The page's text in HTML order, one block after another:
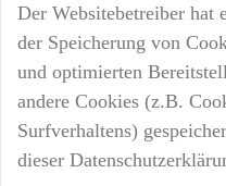
Der Websitebetreiber hat
der Speicherung von
und optimierten
andere Cookies (z.B.
Surfverhaltens)
dieser